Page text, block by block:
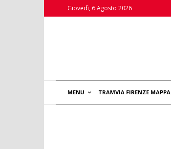
Giovedì, 6 Agosto 2026
MENU TRAMVIA FIRENZE MAPPA